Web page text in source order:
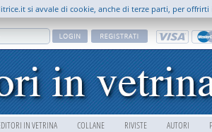
IN VETRINA COLLANE RIVISTE AUTORI
si avvale di cookie, anche di terze parti, per